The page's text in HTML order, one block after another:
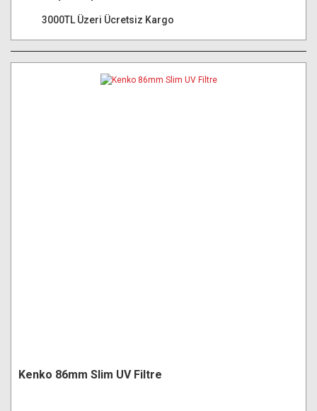
3000TL Üzeri Ücretsiz Kargo
Kenko 86mm Slim UV Filtre